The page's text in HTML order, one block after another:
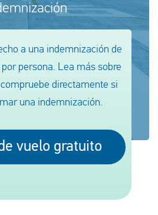
a una indemnización de
persona. Lea más sobre
directamente si
una indemnización.
vuelo gratuito